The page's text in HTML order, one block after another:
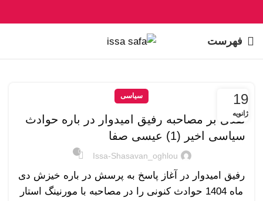
فهرست
19
ژانویه
سیاسی
نقدی بر مصاحبه رفیق امیدوار در باره حوادث
سیاسی اخیر (1) عیسی صفا
Issa-Shasavan_oghlou
0
رفیق امیدوار در آغاز پاسخ به پرسش در باره خیزش دی
ماه 1404 حوادث کنونی را در مصاحبه با مورنینگ استار